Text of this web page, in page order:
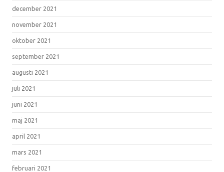
december 2021
november 2021
oktober 2021
september 2021
augusti 2021
juli 2021
juni 2021
maj 2021
april 2021
mars 2021
februari 2021